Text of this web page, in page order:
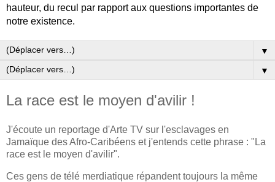
hauteur, du recul par rapport aux questions importantes de
notre existence.
▼
▼
La race est le moyen d'avilir !
J'écoute un reportage d'Arte TV sur l'esclavages en
Jamaïque des Afro-Caribéens et j'entends cette phrase : "La
race est le moyen d'avilir".
Ces gens de télé merdiatique répandent toujours la même